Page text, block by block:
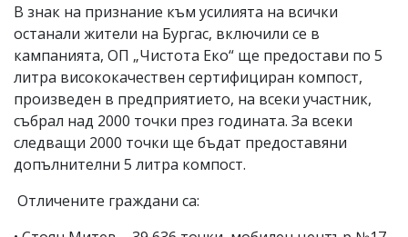
В знак на признание към усилията на всички
останали жители на Бургас, включили се в
кампанията, ОП „Чистота Еко“ ще предостави по 5
литра висококачествен сертифициран компост,
произведен в предприятието, на всеки участник,
събрал над 2000 точки през годината. За всеки
следващи 2000 точки ще бъдат предоставяни
допълнителни 5 литра компост.
Отличените граждани са: